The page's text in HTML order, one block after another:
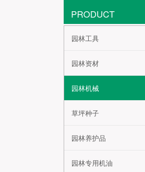
PRODUCT
园林工具
园林资材
园林机械
草坪种子
园林养护品
园林专用机油